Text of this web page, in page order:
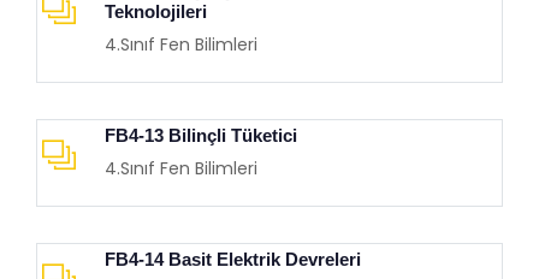
Teknolojileri
4.Sınıf Fen Bilimleri
FB4-13 Bilinçli Tüketici
4.Sınıf Fen Bilimleri
FB4-14 Basit Elektrik Devreleri